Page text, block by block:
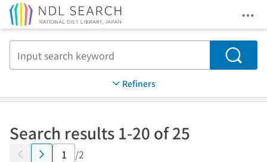
Search
Refiners
Search results 1-20 of 25
/2